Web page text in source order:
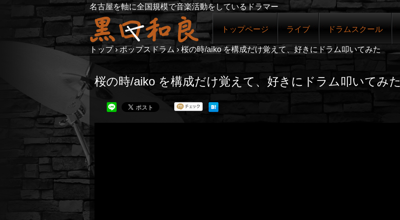
名古屋を軸に全国規模で音楽活動をしているドラマー
トップページ ライブ ドラムスクール
トップ › ポップスドラム › 桜の時/aiko を構成だけ覚えて、好きにドラム叩いてみた
桜の時/aiko を構成だけ覚えて、好きにドラム叩いてみた